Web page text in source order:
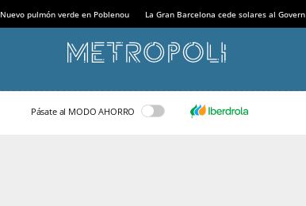
Nuevo pulmón verde en Poblenou La Gran Barcelona cede solares al Govern
Pásate al MODO AHORRO